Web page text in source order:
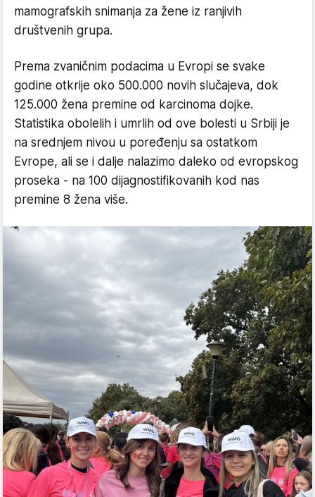
mamografskih snimanja za žene iz ranjivih
društvenih grupa.
Prema zvaničnim podacima u Evropi se svake
godine otkrije oko 500.000 novih slučajeva, dok
125.000 žena premine od karcinoma dojke.
Statistika obolelih i umrlih od ove bolesti u Srbiji je
na srednjem nivou u poređenju sa ostatkom
Evrope, ali se i dalje nalazimo daleko od evropskog
proseka - na 100 dijagnostifikovanih kod nas
premine 8 žena više.